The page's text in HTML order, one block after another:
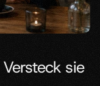
sie